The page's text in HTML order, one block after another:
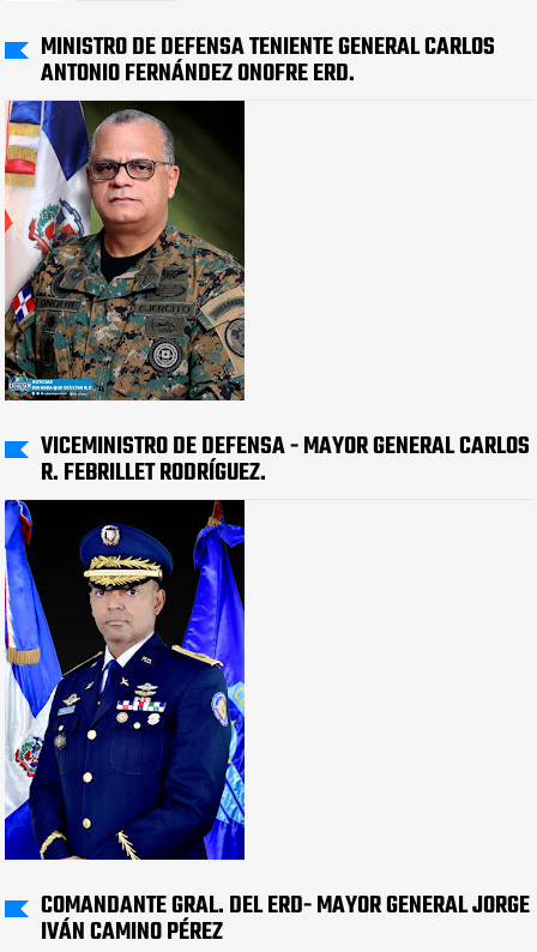
MINISTRO DE DEFENSA TENIENTE GENERAL CARLOS
ANTONIO FERNÁNDEZ ONOFRE ERD.
VICEMINISTRO DE DEFENSA - MAYOR GENERAL CARLOS
R. FEBRILLET RODRÍGUEZ.
COMANDANTE GRAL. DEL ERD- MAYOR GENERAL JORGE
IVÁN CAMINO PÉREZ